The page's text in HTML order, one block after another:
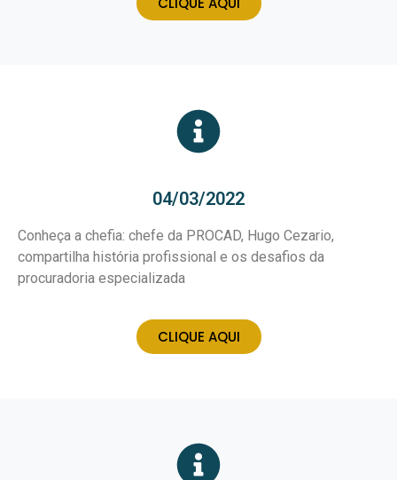
04/03/2022
Conheça a chefia: chefe da PROCAD, Hugo Cezario,
compartilha história profissional e os desafios da
procuradoria especializada
CLIQUE AQUI